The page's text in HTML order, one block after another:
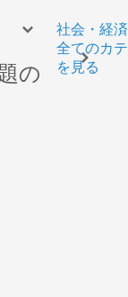
の
社会・経
全てのカ
を見る